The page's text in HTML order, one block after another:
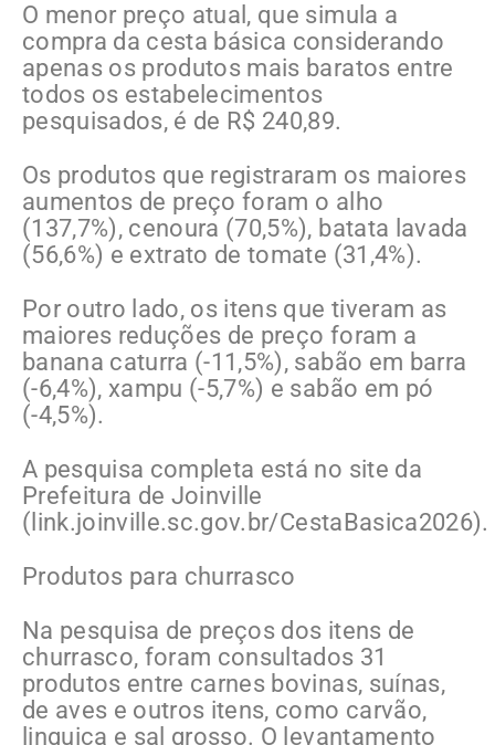
O menor preço atual, que simula a
compra da cesta básica considerando
apenas os produtos mais baratos entre
todos os estabelecimentos
pesquisados, é de R$ 240,89.
Os produtos que registraram os maiores
aumentos de preço foram o alho
(137,7%), cenoura (70,5%), batata lavada
(56,6%) e extrato de tomate (31,4%).
Por outro lado, os itens que tiveram as
maiores reduções de preço foram a
banana caturra (-11,5%), sabão em barra
(-6,4%), xampu (-5,7%) e sabão em pó
(-4,5%).
A pesquisa completa está no site da
Prefeitura de Joinville
(link.joinville.sc.gov.br/CestaBasica2026).
Produtos para churrasco
Na pesquisa de preços dos itens de
churrasco, foram consultados 31
produtos entre carnes bovinas, suínas,
de aves e outros itens, como carvão,
linguiça e sal grosso. O levantamento